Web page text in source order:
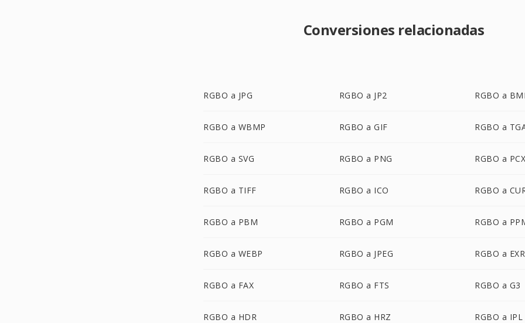
Conversiones relacionadas
RGBO a JPG RGBO a JP2 RGBO a
RGBO a WBMP RGBO a GIF RGBO a
RGBO a SVG RGBO a PNG RGBO a PCX
RGBO a TIFF RGBO a ICO RGBO a
RGBO a PBM RGBO a PGM RGBO a
RGBO a WEBP RGBO a JPEG RGBO a EXR
RGBO a FAX RGBO a FTS RGBO a G3
RGBO a HDR RGBO a HRZ RGBO a IPL